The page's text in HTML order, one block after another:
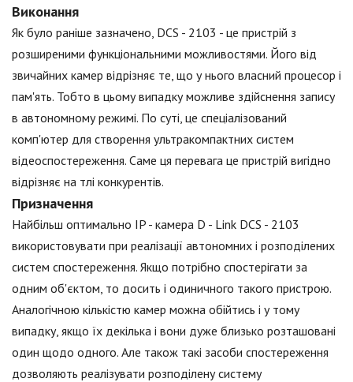
Виконання
Як було раніше зазначено, DCS - 2103 - це пристрій з
розширеними функціональними можливостями. Його від
звичайних камер відрізняє те, що у нього власний процесор і
пам'ять. Тобто в цьому випадку можливе здійснення запису
в автономному режимі. По суті, це спеціалізований
комп'ютер для створення ультракомпактних систем
відеоспостереження. Саме ця перевага це пристрій вигідно
відрізняє на тлі конкурентів.
Призначення
Найбільш оптимально IP - камера D - Link DCS - 2103
використовувати при реалізації автономних і розподілених
систем спостереження. Якщо потрібно спостерігати за
одним об'єктом, то досить і одиничного такого пристрою.
Аналогічною кількістю камер можна обійтись і у тому
випадку, якщо їх декілька і вони дуже близько розташовані
один щодо одного. Але також такі засоби спостереження
дозволяють реалізувати розподілену систему